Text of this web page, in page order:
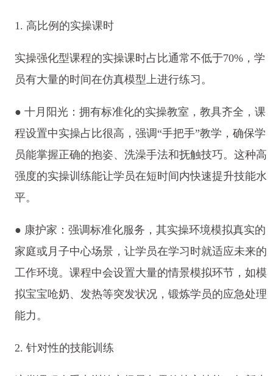
1. 高比例的实操课时
实操强化型课程的实操课时占比通常不低于70%，学
员有大量的时间在仿真模型上进行练习。
● 十月阳光：拥有标准化的实操教室，教具齐全，课
程设置中实操占比很高，强调“手把手”教学，确保学
员能掌握正确的抱姿、洗澡手法和抚触技巧。这种高
强度的实操训练能让学员在短时间内快速提升技能水
平。
● 康护家：强调标准化服务，其实操环境模拟真实的
家庭或月子中心场景，让学员在学习时就适应未来的
工作环境。课程中会设置大量的情景模拟环节，如模
拟宝宝呛奶、发热等突发状况，锻炼学员的应急处理
能力。
2. 针对性的技能训练